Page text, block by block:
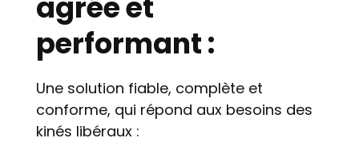
performant :
Une solution fiable, complète et
conforme, qui répond aux besoins des
kinés libéraux :